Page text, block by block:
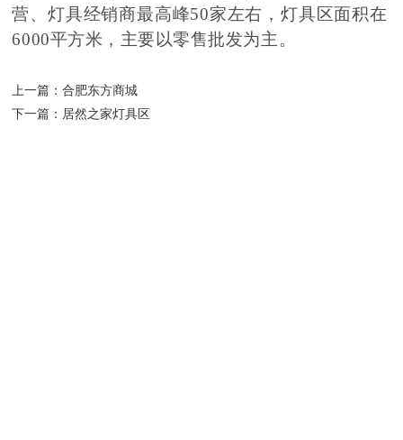
营、灯具经销商最高峰50家左右，灯具区面积在
6000平方米，主要以零售批发为主。
上一篇：合肥东方商城
下一篇： 居然之家灯具区